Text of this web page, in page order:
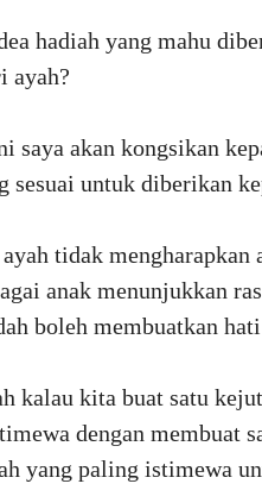
hadiah yang mahu
ayah?
saya akan kongsikan
sesuai untuk diberikan
tidak mengharapkan
anak menunjukkan
boleh membuatkan
kalau kita buat satu
dengan membuat
yang paling istimewa